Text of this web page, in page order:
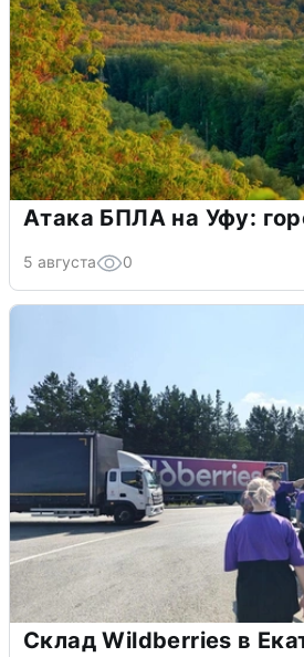
Атака БПЛА на Уфу:
5 августа 0
Склад Wildberries в